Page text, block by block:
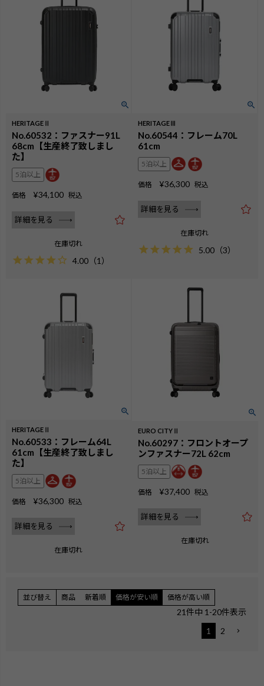
HERITAGEⅡ
No.60532：ファスナー91L
68cm【生産終了致しまし
た】
5泊以上
価格 ¥34,100 税込
詳細を見る
在庫切れ
4.00 （1）
HERITAGEⅢ
No.60544：フレーム70L
61cm
5泊以上
価格 ¥36,300 税込
詳細を見る
在庫切れ
5.00 （3）
HERITAGEⅡ
No.60533：フレーム64L
61cm【生産終了致しまし
た】
5泊以上
価格 ¥36,300 税込
詳細を見る
在庫切れ
EURO CITYⅡ
No.60297：フロントオープ
ンファスナー72L 62cm
5泊以上
価格 ¥37,400 税込
詳細を見る
在庫切れ
並び替え 商品 新着順 価格が安い順 価格が高い順
21件中 1 -20件表示
1
2